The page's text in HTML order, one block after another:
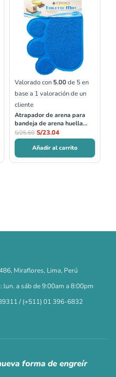
Valorado con 5.00de 5 en
base a 1 valoración de un
cliente
Atrapador de arena para
bandeja de arena huella
40*30 cm - celeste
S/25.60 S/23.04
Añadir al carrito
HORAS MIN SEG
✕
raros.
Miraflores, Lima, Perú
lun. a sáb de 9:00am a 8:00pm
/ (+511) 01 396-6832
forma de engreír